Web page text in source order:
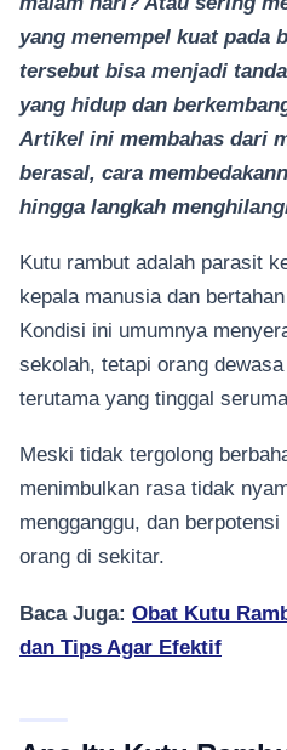
yang menempel kuat pada
tersebut bisa menjadi
yang hidup dan
Artikel ini membahas dari
berasal, cara
hingga langkah
Kutu rambut adalah parasit
kepala manusia dan
Kondisi ini umumnya
sekolah, tetapi orang
terutama yang tinggal
Meski tidak tergolong
menimbulkan rasa tidak
mengganggu, dan
orang di sekitar.
Baca Juga: Obat Kutu
dan Tips Agar Efektif